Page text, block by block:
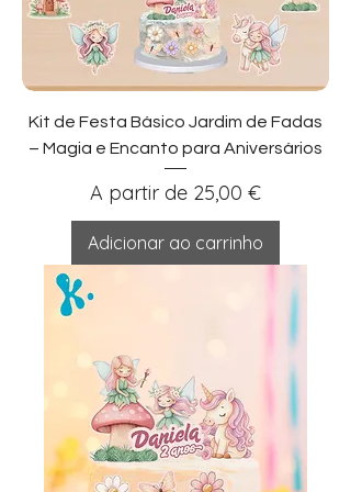
Kit de Festa Básico Jardim de Fadas
– Magia e Encanto para Aniversários
A partir de 25,00 €
Preço promocional
Adicionar ao carrinho